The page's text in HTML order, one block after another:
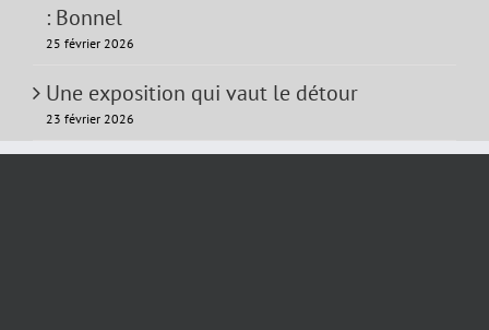
: Bonnel
25 février 2026
Une exposition qui vaut le détour
23 février 2026